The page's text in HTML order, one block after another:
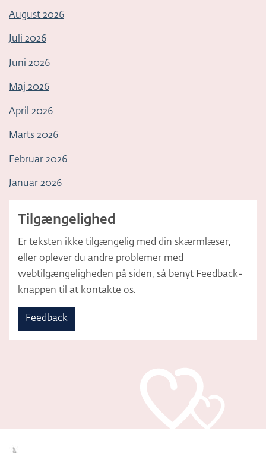
August 2026
Juli 2026
Juni 2026
Maj 2026
April 2026
Marts 2026
Februar 2026
Januar 2026
Tilgængelighed
Er teksten ikke tilgængelig med din skærmlæser,
eller oplever du andre problemer med
webtilgængeligheden på siden, så benyt Feedback-
knappen til at kontakte os.
Feedback